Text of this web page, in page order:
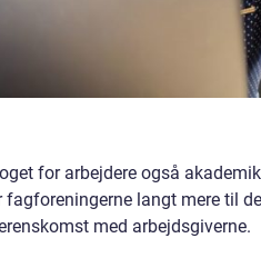
for arbejdere også
langt mere til
med arbejdsgiverne.